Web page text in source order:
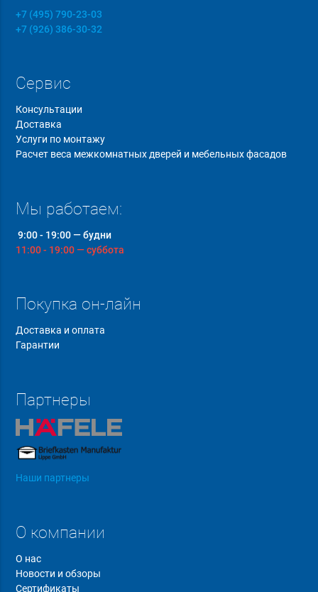
+7 (495) 790-23-03
+7 (926) 386-30-32
Сервис
Консультации
Доставка
Услуги по монтажу
Расчет веса межкомнатных дверей и мебельных фасадов
Мы работаем:
9:00 - 19:00 — будни
11:00 - 19:00 — суббота
Покупка он-лайн
Доставка и оплата
Гарантии
Партнеры
Наши партнеры
О компании
О нас
Новости и обзоры
Сертификаты